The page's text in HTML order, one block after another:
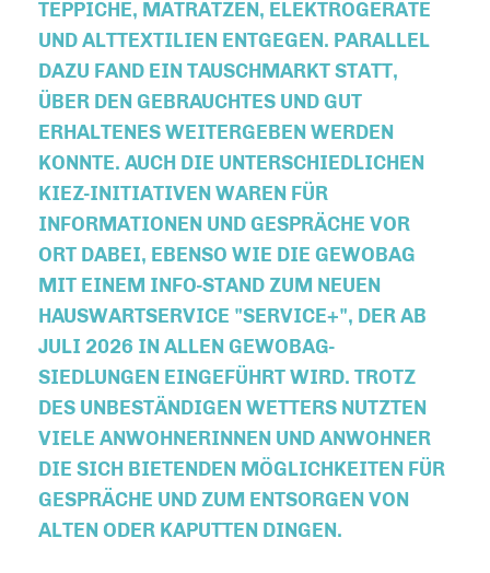
TEPPICHE, MATRATZEN, ELEKTROGERÄTE
UND ALTTEXTILIEN ENTGEGEN. PARALLEL
DAZU FAND EIN TAUSCHMARKT STATT,
ÜBER DEN GEBRAUCHTES UND GUT
ERHALTENES WEITERGEBEN WERDEN
KONNTE. AUCH DIE UNTERSCHIEDLICHEN
KIEZ-INITIATIVEN WAREN FÜR
INFORMATIONEN UND GESPRÄCHE VOR
ORT DABEI, EBENSO WIE DIE GEWOBAG
MIT EINEM INFO-STAND ZUM NEUEN
HAUSWARTSERVICE "SERVICE+", DER AB
JULI 2026 IN ALLEN GEWOBAG-
SIEDLUNGEN EINGEFÜHRT WIRD. TROTZ
DES UNBESTÄNDIGEN WETTERS NUTZTEN
VIELE ANWOHNERINNEN UND ANWOHNER
DIE SICH BIETENDEN MÖGLICHKEITEN FÜR
GESPRÄCHE UND ZUM ENTSORGEN VON
ALTEN ODER KAPUTTEN DINGEN.